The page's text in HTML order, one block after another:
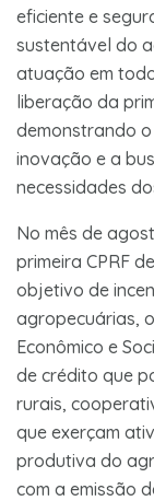
eficiente e
sustentável do
atuação em
liberação da
demonstrando
inovação e a
necessidades
No mês de
primeira CPRF
objetivo de
agropecuárias,
Econômico e
de crédito que
rurais,
que exerçam
produtiva do
com a emissão